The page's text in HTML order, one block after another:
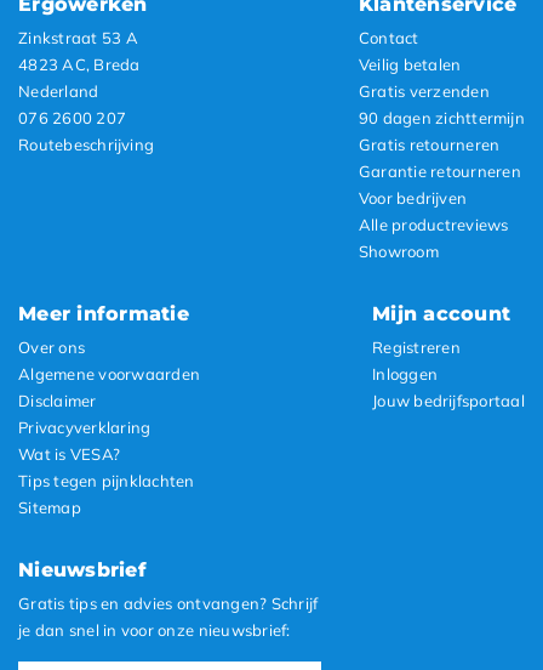
Zinkstraat 53 A
4823 AC, Breda
Nederland
076 2600 207
Routebeschrijving
Contact
Veilig betalen
Gratis verzenden
90 dagen zichttermijn
Gratis retourneren
Garantie retourneren
Voor bedrijven
Alle productreviews
Showroom
Meer informatie
Over ons
Algemene voorwaarden
Disclaimer
Privacyverklaring
Wat is VESA?
Tips tegen pijnklachten
Sitemap
Mijn account
Registreren
Inloggen
Jouw bedrijfsportaal
Nieuwsbrief
Gratis tips en advies ontvangen? Schrijf
je dan snel in voor onze nieuwsbrief: